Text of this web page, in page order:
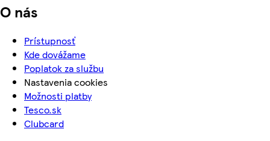
O nás
Prístupnosť
Kde dovážame
Poplatok za službu
Nastavenia cookies
Možnosti platby
Tesco.sk
Clubcard